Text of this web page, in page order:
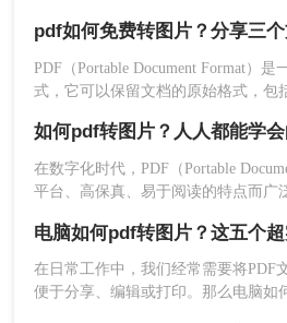
4、转换完成文件预览。
5、转换成功，点击下载即可
和自媒体创作者而言，将一份精心制
或设计稿，精准无误地转换为JPG图
或进行二次编辑的常见刚需。
pdf如何免费转图片？分享三个
PDF（Portable Document Format）
式，它可以保留文档的原始格式，包
式，以便在社交媒体上分享、在演示
编辑。那么pdf如何免费转图片呢？本
转换为图片的方法。
在数字化时代，PDF（Portable
平台、高保真、易于阅读的特点而广
图片格式，以便于分享、编辑或嵌入
pdf转图片呢？本文将介绍几种将PDF
您轻松实现这一需求。
在日常工作中，我们经常需要将PDF
便于分享、编辑或打印。那么电脑如